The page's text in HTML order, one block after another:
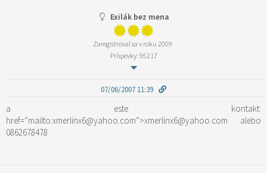
Exilák bez mena
Zaregistroval sa v roku 2009
Príspevky: 95217
07/06/2007 11:39
a este kontakt:
href=“mailto:xmerlinx6@yahoo.com“>xmerlinx6@yahoo.com alebo
0862678478